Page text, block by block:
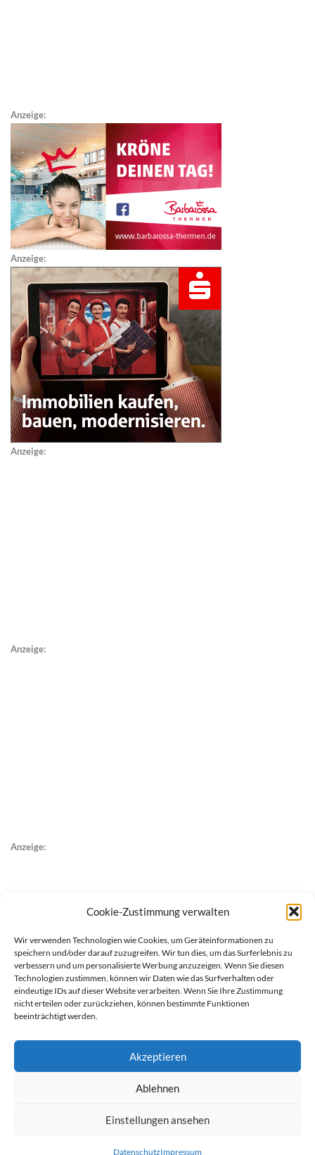
Cookie-Zustimmung verwalten
Wir verwenden Technologien wie Cookies, um Geräteinformationen zu
speichern und/oder darauf zuzugreifen. Wir tun dies, um das Surferlebnis zu
verbessern und um personalisierte Werbung anzuzeigen. Wenn Sie diesen
Technologien zustimmen, können wir Daten wie das Surfverhalten oder
eindeutige IDs auf dieser Website verarbeiten. Wenn Sie Ihre Zustimmung
nicht erteilen oder zurückziehen, können bestimmte Funktionen
beeinträchtigt werden.
Akzeptieren
Ablehnen
Einstellungen ansehen
DatenschutzImpressum
Anzeige:
Anzeige:
Anzeige:
Anzeige:
Anzeige: